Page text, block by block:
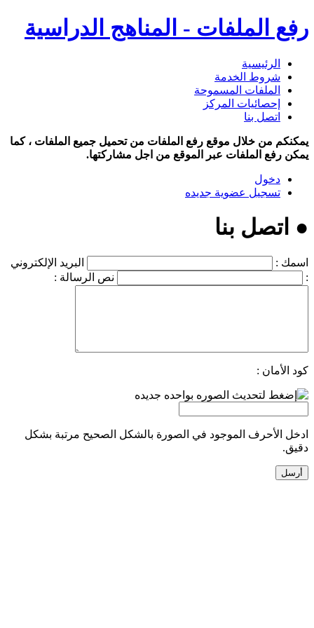
رفع الملفات - المناهج الدراسية
الرئيسية
شروط الخدمة
الملفات المسموحة
إحصائيات المركز
اتصل بنا
يمكنكم من خلال موقع رفع الملفات من تحميل جميع الملفات ، كما
يمكن رفع الملفات عبر الموقع من اجل مشاركتها.
دخول
تسجيل عضوية جديده
● اتصل بنا
اسمك :
البريد الإلكتروني
:
نص الرسالة :
كود الأمان :
ادخل الأحرف الموجود في الصورة بالشكل الصحيح مرتبة بشكل
دقيق.